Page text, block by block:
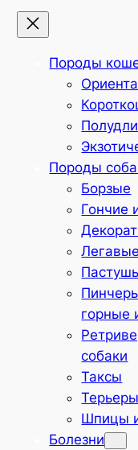
Породы
Породы
Борзые
Гончие
Легавые
горные
собаки
Таксы
Терьеры
Шпицы
Болезни